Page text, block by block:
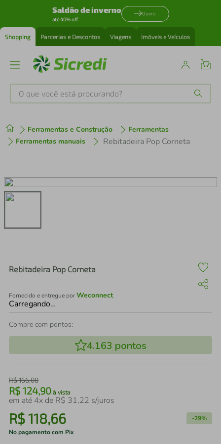
Saldão de inverno
até 40% off
Quero
Shopping Parcerias e Descontos Viagens Imóveis e Veículos
O que você está procurando?
Ferramentas e Construção
Ferramentas
Ferramentas manuais
Rebitadeira Pop Corneta
Rebitadeira Pop Corneta
Fornecido e entregue porWeconnect
Carregando…
Compre com pontos:
4.163 pontos
R$166,00
R$ 124,90 à vista
em até 4x de R$ 31,22 s/juros
R$118,66 -29%
No pagamento com Pix
1º tenis
3º